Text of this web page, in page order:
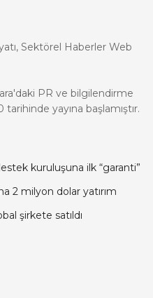
Sektörel Haberler Web
PR ve bilgilendirme
yayına başlamıştır.
kuruluşuna ilk “garanti”
2 milyon dolar yatırım
şirkete satıldı